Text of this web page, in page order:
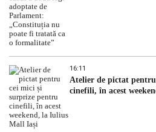
16:11
Atelier de pictat
cinefili, în acest